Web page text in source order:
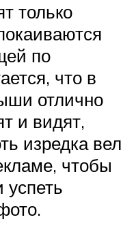
только
по
что в
отлично
и видят,
изредка вел
чтобы
успеть